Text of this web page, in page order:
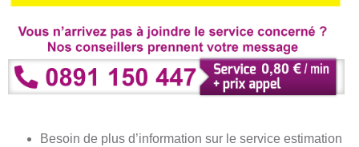
Besoin de plus d’information sur le service estimation